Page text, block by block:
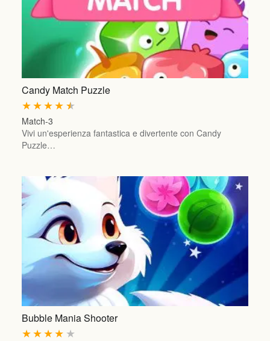
Candy Match Puzzle
★
★
★
★
★
Match-3
Vivi un'esperienza fantastica e divertente con Candy
Puzzle…
Bubble Mania Shooter
★
★
★
★
★